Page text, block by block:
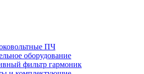
ПЧ
оборудование
фильтр гармоник